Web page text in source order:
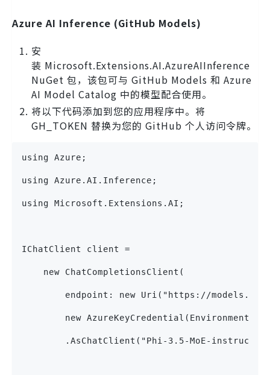
Azure AI Inference (GitHub Models)
安
装 Microsoft.Extensions.AI.AzureAIInference
NuGet 包，该包可与 GitHub Models 和 Azure
AI Model Catalog 中的模型配合使用。
将以下代码添加到您的应用程序中。将
GH_TOKEN 替换为您的 GitHub 个人访问令牌。
using Azure;
using Azure.AI.Inference;
using Microsoft.Extensions.AI;
IChatClient client =
    new ChatCompletionsClient(
endpoint: new Uri("https://
new
.AsChatClient("Phi-3.5-MoE-